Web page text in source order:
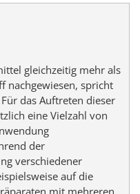
gleichzeitig mehr als
nachgewiesen, spricht
das Auftreten dieser
eine Vielzahl von
der
verschiedener
auf die